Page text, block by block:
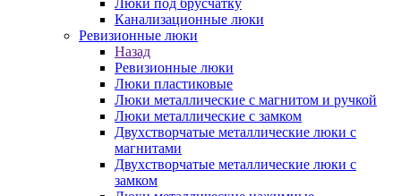
Люки под брусчатку
Канализационные люки
Ревизионные люки
Назад
Ревизионные люки
Люки пластиковые
Люки металлические с магнитом и ручкой
Люки металлические с замком
Двухстворчатые металлические люки с
магнитами
Двухстворчатые металлические люки с
замком